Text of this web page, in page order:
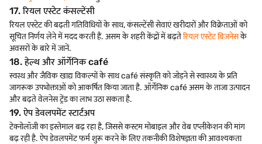
17. रियल एस्टेट कंसल्टेंसी
रियल एस्टेट की बढ़ती गतिविधियों के साथ, कंसल्टेंसी सेवाएं खरीदारों और विक्रेताओं को
सूचित निर्णय लेने में मदद करती हैं. असम के शहरी केंद्रों में बढ़तेरियल एस्टेट बिज़नेसके
अवसरों के बारे में जानें.
18. हेल्थ और ऑर्गेनिक café
स्वस्थ और जैविक खाद्य विकल्पों के साथ café संस्कृति को जोड़ने से स्वास्थ्य के प्रति
जागरूक उपभोक्ताओं को आकर्षित किया जाता है. ऑर्गेनिक café असम के ताजा उत्पादन
और बढ़ते वेलनेस ट्रेंड का लाभ उठा सकता है.
19. ऐप डेवलपमेंट स्टार्टअप
टेक्नोलॉजी का इस्तेमाल बढ़ रहा है, जिससे कस्टम मोबाइल और वेब एप्लीकेशन की मांग
बढ़ रही है. ऐप डेवलपमेंट फर्म शुरू करने के लिए तकनीकी विशेषज्ञता की आवश्यकता